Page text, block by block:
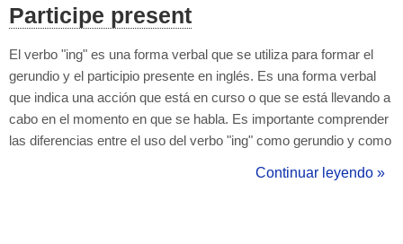
Participe present
El verbo "ing" es una forma verbal que se utiliza para formar el
gerundio y el participio presente en inglés. Es una forma verbal
que indica una acción que está en curso o que se está llevando a
cabo en el momento en que se habla. Es importante comprender
las diferencias entre el uso del verbo "ing" como gerundio y como
Por esto y más, muchos recurren a las clases particulares de...
Continuar leyendo »